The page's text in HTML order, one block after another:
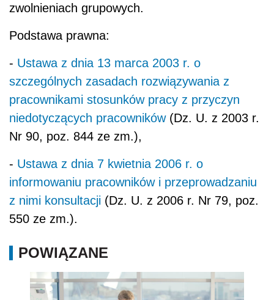
zwolnieniach grupowych.
Podstawa prawna:
- Ustawa z dnia 13 marca 2003 r. o
szczególnych zasadach rozwiązywania z
pracownikami stosunków pracy z przyczyn
niedotyczących pracowników(Dz. U. z 2003 r.
Nr 90, poz. 844 ze zm.),
- Ustawa z dnia 7 kwietnia 2006 r. o
informowaniu pracowników i przeprowadzaniu
z nimi konsultacji (Dz. U. z 2006 r. Nr 79, poz.
550 ze zm.).
POWIĄZANE